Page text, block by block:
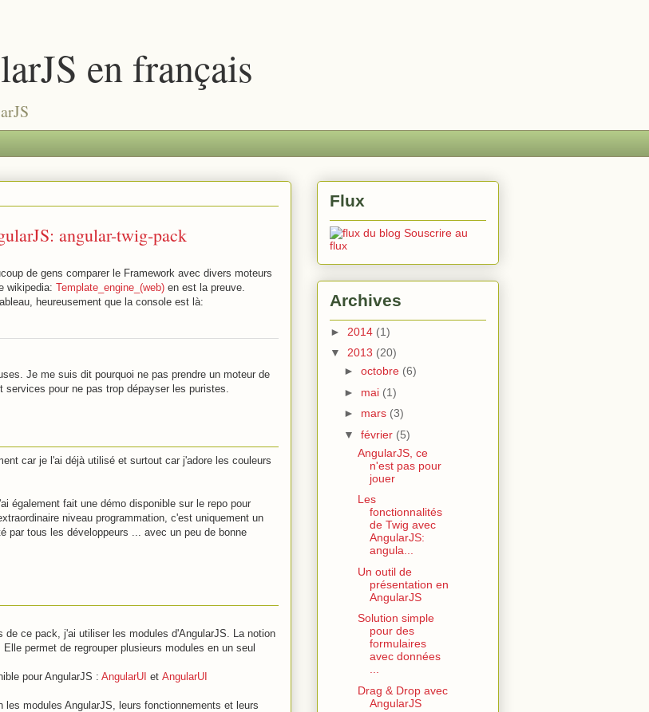
en français
angular-twig-pack
de gens comparer le Framework avec divers moteurs
wikipedia: Template_engine_(web) en est la preuve.
heureusement que la console est là:
Je me suis dit pourquoi ne pas prendre un moteur de
pour ne pas trop dépayser les puristes.
car je l'ai déjà utilisé et surtout car j'adore les couleurs
également fait une démo disponible sur le repo pour
niveau programmation, c'est uniquement un
par tous les développeurs ... avec un peu de bonne
ce pack, j'ai utiliser les modules d'AngularJS. La notion
permet de regrouper plusieurs modules en un seul
pour AngularJS : AngularUI et AngularUI
modules AngularJS, leurs fonctionnements et leurs
Flux
Souscrire au
flux
Archives
► 2014 (1)
▼ 2013 (20)
► octobre (6)
► mai (1)
► mars (3)
▼ février (5)
AngularJS, ce
n'est pas pour
jouer
Les
fonctionnalités
de Twig avec
AngularJS:
angula...
Un outil de
présentation en
AngularJS
Solution simple
pour des
formulaires
avec données
...
Drag & Drop avec
AngularJS